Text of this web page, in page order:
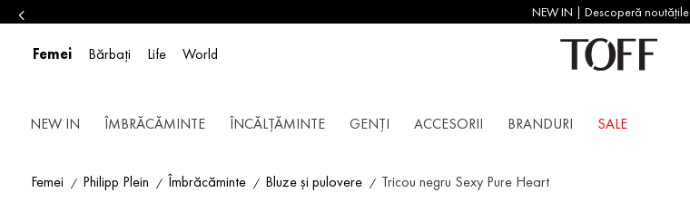
NEW IN | Descoperă noutățile
Femei Bărbați Life World
NEW IN ÎMBRĂCĂMINTE ÎNCĂLȚĂMINTE GENȚI ACCESORII BRANDURI SALE
Femei Philipp Plein Îmbrăcăminte Bluze și pulovere Tricou negru Sexy Pure Heart